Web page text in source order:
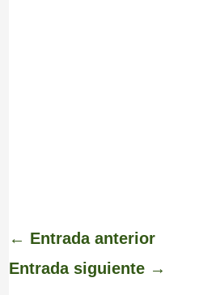
← Entrada anterior
Entrada siguiente →